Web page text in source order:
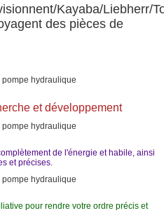
Kayaba/Liebherr/
des pièces de
et développement
de l'énergie et habile, ainsi
et précises.
pour rendre votre ordre précis et